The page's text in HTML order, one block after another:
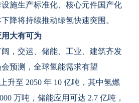
施生产标准化、核心元件国产化
降将持续推动绿氢快速突围。
大有可为
，交运、储能、工业、建筑齐发
预测，全球氢能需求有望
升至 2050 年 10 亿吨，其中氢燃
万吨，储能应用可达 2.7 亿吨，